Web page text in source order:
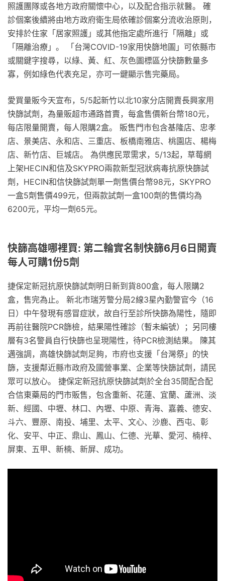
照護團隊或各地方政府關懷中心，以及配合指示就醫。 確
診個案後續將由地方政府衛生局依確診個案分流收治原則，
安排於住家「居家照護」或其他指定處所進行「隔離」或
「隔離治療」。 「台灣COVID-19家用快篩地圖」可依縣市
或關鍵字搜尋，以綠、黃、紅、灰色圖標區分快篩數量多
寡，例如綠色代表充足，亦可一鍵顯示售完藥局。
愛買量販今天宣布，5/5起新竹以北10家分店開賣長興家用
快篩試劑，為量販超市通路首賣，每盒售價新台幣180元，
每店限量開賣，每人限購2盒。 販售門市包含基隆店、忠孝
店、景美店、永和店、三重店、板橋南雅店、桃園店、楊梅
店、新竹店、巨城店。 為供應民眾需求，5/13起，草莓網
上架HECIN和信及SKYPRO兩款新型冠狀病毒抗原快篩試
劑，HECIN和信快篩試劑單一劑售價台幣98元，SKYPRO
一盒5劑售價499元，但兩款試劑一盒100劑的售價均為
6200元，平均一劑65元。
快篩高雄哪裡買: 第二輪實名制快篩6月6日開賣
每人可購1份5劑
捷保定新冠抗原快篩試劑明日新到貨800盒，每人限購2
盒，售完為止。 新北市瑞芳警分局2線3星內勤警官今（16
日）中午發現有感冒症狀，故自行至診所快篩為陽性，隨即
再前往醫院PCR篩檢，結果陽性確診（暫未編號）；另同樓
層有3名警員自行快篩也呈現陽性，待PCR檢測結果。 陳其
邁強調，高雄快篩試劑足夠，市府也支援「台灣祭」的快
篩，支援鄰近縣市政府及國營事業、企業等快篩試劑，請民
眾可以放心。 捷保定新冠抗原快篩試劑於全台35間配合配
合信東藥局的門市販售，包含重新、花蓮、宜蘭、蘆洲、淡
新、經國、中壢、林口、內壢、中原、青海、嘉義、德安、
斗六、豐原、南投、埔里、太平、文心、沙鹿、西屯、彰
化、安平、中正、鼎山、鳳山、仁德、光華、愛河、楠梓、
屏東、五甲、新楠、新屏、成功。